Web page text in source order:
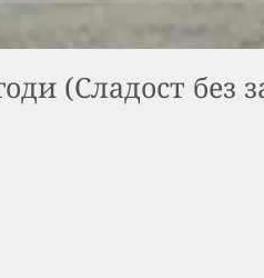
(Сладост без